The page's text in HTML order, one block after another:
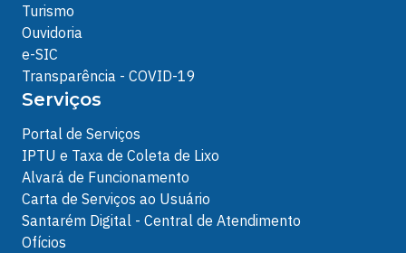
Turismo
Ouvidoria
e-SIC
Transparência - COVID-19
Serviços
Portal de Serviços
IPTU e Taxa de Coleta de Lixo
Alvará de Funcionamento
Carta de Serviços ao Usuário
Santarém Digital - Central de Atendimento
Ofícios